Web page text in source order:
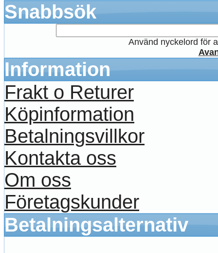
Snabbsök
Använd nyckelord för
Information
Frakt o Returer
Köpinformation
Betalningsvillkor
Kontakta oss
Om oss
Företagskunder
Betalningsalternativ